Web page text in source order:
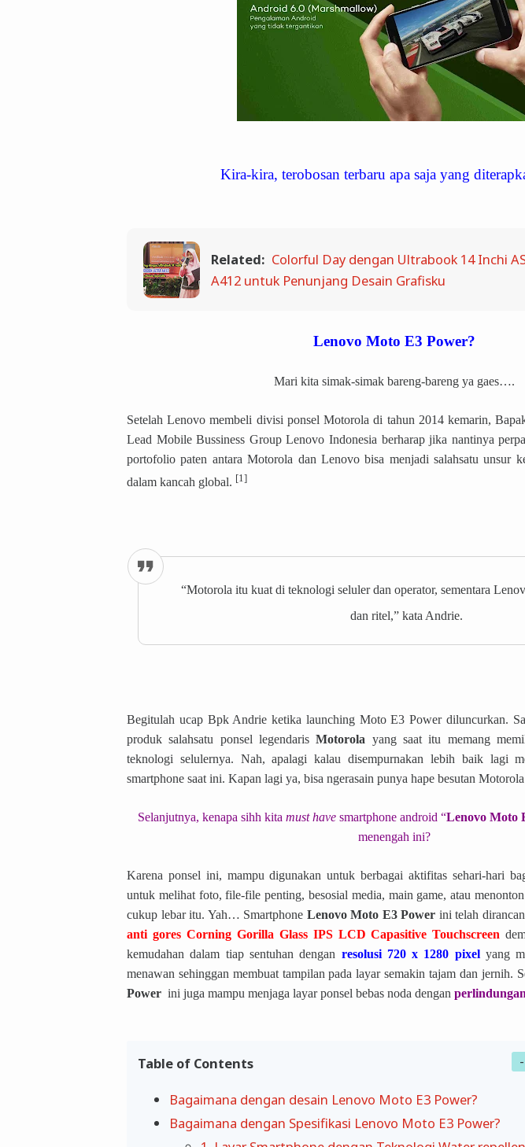
Kira-kira, terobosan terbaru apa saja yang
Related: Colorful Day dengan Ultrabook 14 Inchi
A412 untuk Penunjang Desain Grafisku
Lenovo Moto E3 Power?
Mari kita simak-simak bareng-bareng ya gaes….
Setelah Lenovo membeli divisi ponsel Motorola di tahun 2014 kemarin,
Lead Mobile Bussiness Group Lenovo Indonesia berharap jika nantinya
portofolio paten antara Motorola dan Lenovo bisa menjadi salahsatu unsur
dalam kancah global. [1]
“Motorola itu kuat di teknologi seluler dan operator, sementara
dan ritel,” kata Andrie.
Begitulah ucap Bpk Andrie ketika launching Moto E3 Power diluncurkan.
produk salahsatu ponsel legendarisMotorola yang saat itu memang
teknologi selulernya. Nah, apalagi kalau disempurnakan lebih baik lagi
smartphone saat ini. Kapan lagi ya, bisa ngerasain punya hape besutan
Selanjutnya, kenapa sihh kita must have smartphone android “Lenovo Moto
menengah ini?
Karena ponsel ini, mampu digunakan untuk berbagai aktifitas sehari-hari
untuk melihat foto, file-file penting, besosial media, main game, atau
cukup lebar itu. Yah… Smartphone Lenovo Moto E3 Power ini telah
anti gores Corning Gorilla Glass IPS LCD Capasitive Touchscreen
kemudahan dalam tiap sentuhan dengan resolusi 720 x 1280 pixelyang
menawan sehinggan membuat tampilan pada layar semakin tajam dan jernih.
Power ini juga mampu menjaga layar ponsel bebas noda dengan
Table of Contents
Bagaimana dengan desain Lenovo Moto E3 Power?
Bagaimana dengan Spesifikasi Lenovo Moto E3 Power?